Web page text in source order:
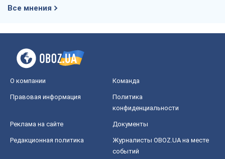
Все мнения
О компании Команда
Правовая информация
Политика
конфиденциальности
Реклама на сайте Документы
Редакционная политика
Журналисты OBOZ.UA на месте
событий